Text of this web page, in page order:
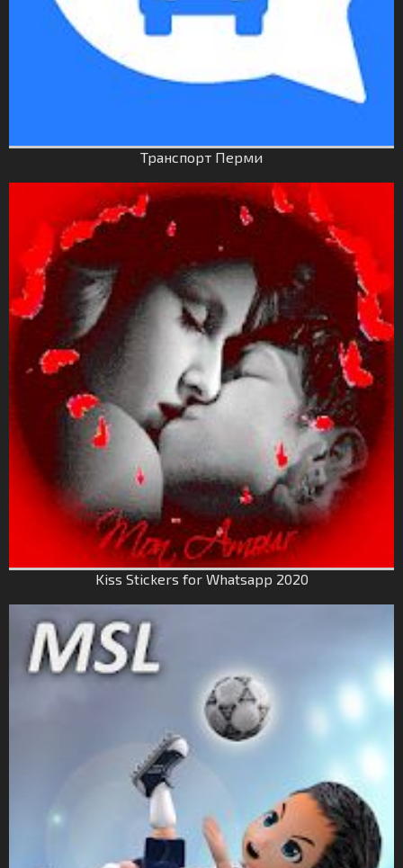
Транспорт Перми
Kiss Stickers for Whatsapp 2020